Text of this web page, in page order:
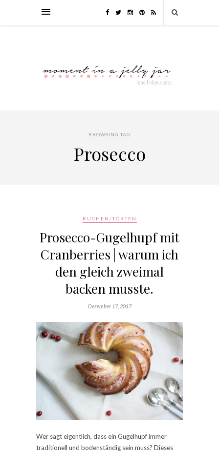
BROWSING TAG
Prosecco
KUCHEN/TORTEN
Prosecco-Gugelhupf mit
Cranberries | warum ich
den gleich zweimal
backen musste.
Dezember 17, 2017
Wer sagt eigentlich, dass ein Gugelhupf immer
traditionell und bodenständig sein muss? Dieses